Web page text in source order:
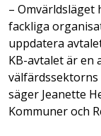
– Omvärldsläget
fackliga
uppdatera
KB-avtalet är en
välfärdssektorns
säger Jeanette
Kommuner och